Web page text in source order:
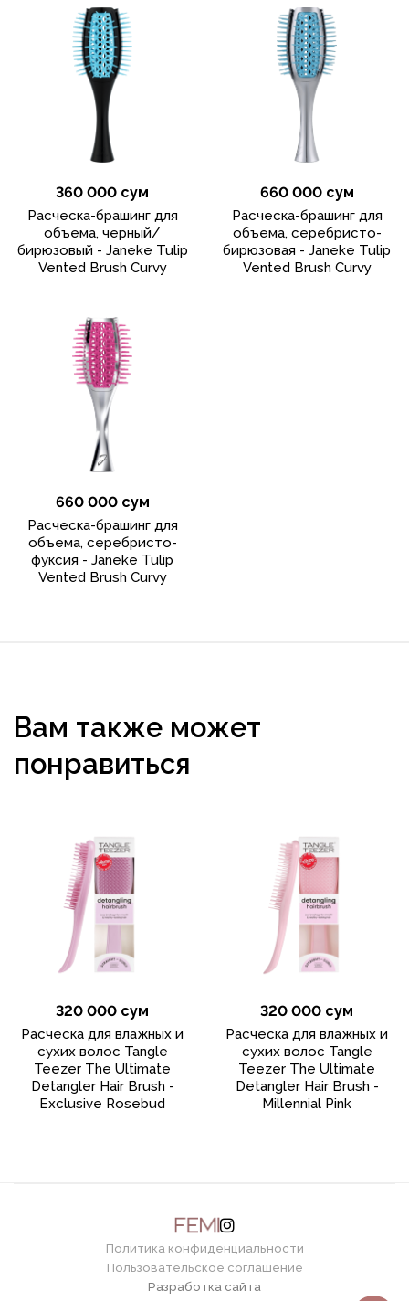
360 000 сум
Расческа-брашинг для
объема, черный/
бирюзовый - Janeke Tulip
Vented Brush Curvy
660 000 сум
Расческа-брашинг для
объема, серебристо-
бирюзовая - Janeke Tulip
Vented Brush Curvy
660 000 сум
Расческа-брашинг для
объема, серебристо-
фуксия - Janeke Tulip
Vented Brush Curvy
Вам также может
понравиться
320 000 сум
Расческа для влажных и
сухих волос Tangle
Teezer The Ultimate
Detangler Hair Brush -
Exclusive Rosebud
320 000 сум
Расческа для влажных и
сухих волос Tangle
Teezer The Ultimate
Detangler Hair Brush -
Millennial Pink
Политика конфиденциальности
Пользовательское соглашение
Разработка сайта